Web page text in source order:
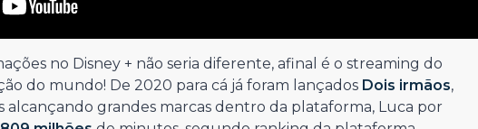
no Disney + não seria diferente, afinal é o streaming do
do mundo! De 2020 para cá já foram lançados Dois irmãos,
alcançando grandes marcas dentro da plataforma, Luca por